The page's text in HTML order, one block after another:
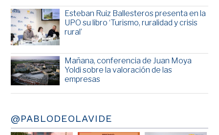
Esteban Ruiz Ballesteros presenta en la
UPO su libro ‘Turismo, ruralidad y crisis
rural’
Mañana, conferencia de Juan Moya
Yoldi sobre la valoración de las
empresas
@PABLODEOLAVIDE